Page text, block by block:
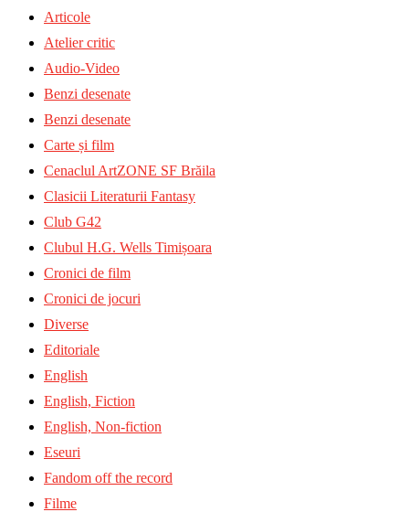
Articole
Atelier critic
Audio-Video
Benzi desenate
Benzi desenate
Carte și film
Cenaclul ArtZONE SF Brăila
Clasicii Literaturii Fantasy
Club G42
Clubul H.G. Wells Timișoara
Cronici de film
Cronici de jocuri
Diverse
Editoriale
English
English, Fiction
English, Non-fiction
Eseuri
Fandom off the record
Filme